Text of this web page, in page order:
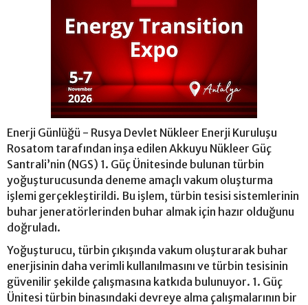
Enerji Günlüğü - Rusya Devlet Nükleer Enerji Kuruluşu
Rosatom tarafından inşa edilen Akkuyu Nükleer Güç
Santrali’nin (NGS) 1. Güç Ünitesinde bulunan türbin
yoğuşturucusunda deneme amaçlı vakum oluşturma
işlemi gerçekleştirildi. Bu işlem, türbin tesisi sistemlerinin
buhar jeneratörlerinden buhar almak için hazır olduğunu
doğruladı.
Yoğuşturucu, türbin çıkışında vakum oluşturarak buhar
enerjisinin daha verimli kullanılmasını ve türbin tesisinin
güvenilir şekilde çalışmasına katkıda bulunuyor. 1. Güç
Ünitesi türbin binasındaki devreye alma çalışmalarının bir